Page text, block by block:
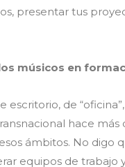
presentar tus
músicos en
escritorio, de
hace más
ámbitos. No digo
equipos de trabajo